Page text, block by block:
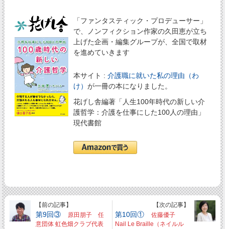
「ファンタスティック・プロデューサー」
で、ノンフィクション作家の久田恵が立ち
上げた企画・編集グループが、全国で取材
を進めていきます
本サイト : 介護職に就いた私の理由（わ
け） が一冊の本になりました。
花げし舎編著「人生100年時代の新しい介
護哲学：介護を仕事にした100人の理由」
現代書館
【前の記事】
第9回③
原田朋子 任
意団体 虹色畑クラブ代表
【次の記事】
第10回①佐藤優子
Nail Le Braille（ネイルル